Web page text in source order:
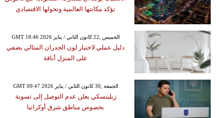
تؤكد مكانتها العالمية وتحولها الاقتصادي
GMT 18:46 2026 الخميس ,22 كانون الثاني / يناير
دليل عملي لاختيار لون الجدران المثالي يضفي
على المنزل أناقة
GMT 09:47 2026 الجمعة ,30 كانون الثاني / يناير
زيلينسكي يعلن عدم التوصل إلى تسوية
بخصوص مناطق شرق أوكرانيا